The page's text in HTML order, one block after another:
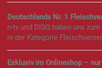
Deutschlands Nr. 1
n-tv und DISQ haben uns
in der Kategorie
Exklusiv im Onlineshop –